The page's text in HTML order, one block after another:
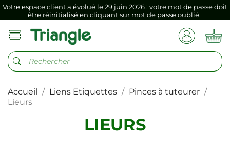
Votre espace client a évolué le 29 juin 2026 : votre mot de passe doit
être réinitialisé en cliquant sur mot de passe oublié.
Si vous aviez mémorisé votre précédent mot de passe dans votre
navigateur internet, il doit être réenregistré à la première connexion
Votre espace client a évolué le 29 juin 2026 : votre mot de passe doit
être réinitialisé en cliquant sur mot de passe oublié.
Si vous aviez mémorisé votre précédent mot de passe dans votre
navigateur internet, il doit être réenregistré à la première connexion
Accueil Liens Etiquettes
Pinces à tuteurer
Lieurs
LIEURS